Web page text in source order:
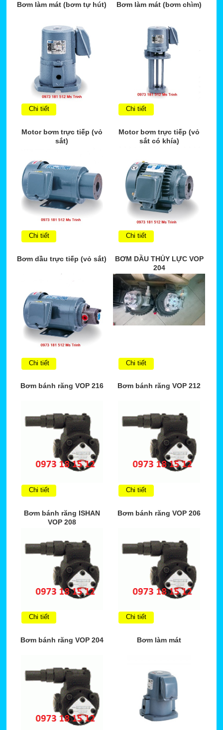
Bơm làm mát (bơm tự hút)
Chi tiết
Bơm làm mát (bơm chìm)
Chi tiết
Motor bơm trực tiếp (vỏ
sắt)
Chi tiết
Motor bơm trực tiếp (vỏ
sắt có khía)
Chi tiết
Bơm dầu trực tiếp (vỏ sắt)
Chi tiết
BƠM DẦU THỦY LỰC VOP
204
Chi tiết
Bơm bánh răng VOP 216
Chi tiết
Bơm bánh răng VOP 212
Chi tiết
Bơm bánh răng ISHAN
VOP 208
Chi tiết
Bơm bánh răng VOP 206
Chi tiết
Bơm bánh răng VOP 204 Bơm làm mát